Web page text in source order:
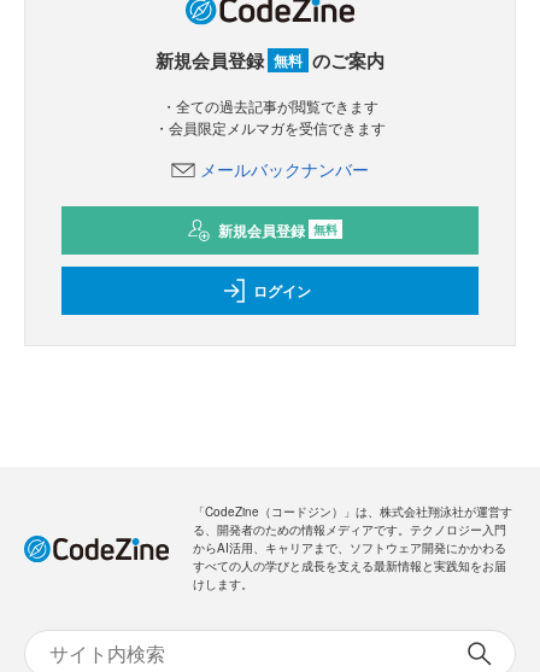
新規会員登録 無料 のご案内
・全ての過去記事が閲覧できます
・会員限定メルマガを受信できます
メールバックナンバー
新規会員登録 無料
ログイン
「CodeZine（コードジン）」は、株式会社翔泳社が運営す
る、開発者のための情報メディアです。テクノロジー入門
からAI活用、キャリアまで、ソフトウェア開発にかかわる
すべての人の学びと成長を支える最新情報と実践知をお届
けします。